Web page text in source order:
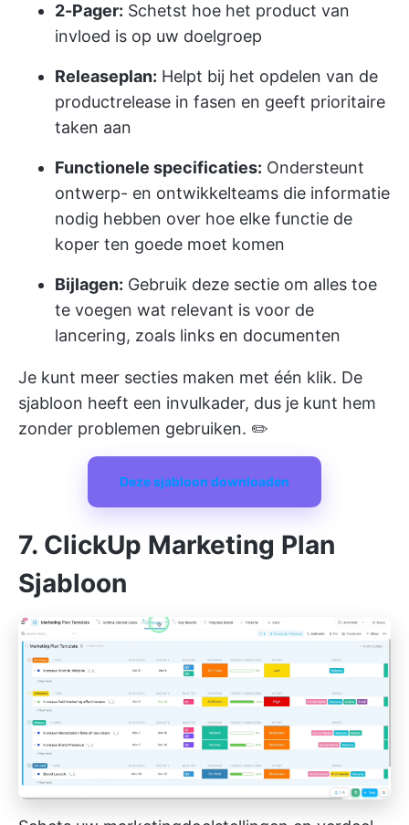
2-Pager: Schetst hoe het product van
invloed is op uw doelgroep
Releaseplan: Helpt bij het opdelen van de
productrelease in fasen en geeft prioritaire
taken aan
Functionele specificaties: Ondersteunt
ontwerp- en ontwikkelteams die informatie
nodig hebben over hoe elke functie de
koper ten goede moet komen
Bijlagen: Gebruik deze sectie om alles toe
te voegen wat relevant is voor de
lancering, zoals links en documenten
Je kunt meer secties maken met één klik. De
sjabloon heeft een invulkader, dus je kunt hem
zonder problemen gebruiken. ✏️
Deze sjabloon downloaden
7. ClickUp Marketing Plan
Sjabloon